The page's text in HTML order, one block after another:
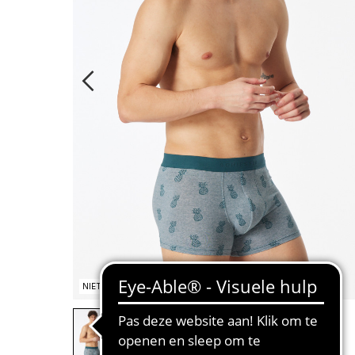
NIET OP VOORRAAD